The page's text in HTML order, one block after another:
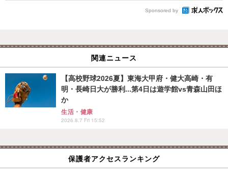
Sponsored by
関連ニュース
【高校野球2026夏】東海大甲府・健大高崎・有
明・長崎日大が勝利...第4日は遊学館vs青森山田ほ
か
生活・健康
2026.8.7 Fri 15:52
保護者アクセスランキング